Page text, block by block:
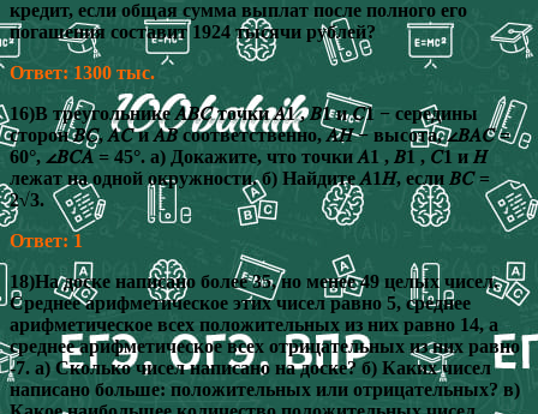
кредит, если общая сумма выплат после полного его
погашения составит 1924 тысячи рублей?
Ответ: 1300 тыс.
16)В треугольнике 𝐴𝐵𝐶 точки 𝐴1 , 𝐵1 и 𝐶1 − середины
сторон 𝐵𝐶, 𝐴𝐶 и 𝐴𝐵 соответственно, 𝐴𝐻 − высота, ∠𝐵𝐴𝐶 =
60°, ∠𝐵𝐶𝐴 = 45°. а) Докажите, что точки 𝐴1 , 𝐵1 , 𝐶1 и 𝐻
лежат на одной окружности. б) Найдите 𝐴1𝐻, если 𝐵𝐶 =
2√3.
Ответ: 1
18)На доске написано более 35, но менее 49 целых чисел.
Среднее арифметическое этих чисел равно 5, среднее
арифметическое всех положительных из них равно 14, а
среднее арифметическое всех отрицательных из них равно
-7. а) Сколько чисел написано на доске? б) Каких чисел
написано больше: положительных или отрицательных? в)